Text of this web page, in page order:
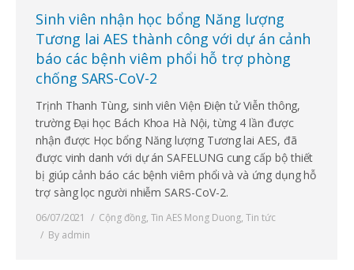
Sinh viên nhận học bổng Năng lượng
Tương lai AES thành công với dự án cảnh
báo các bệnh viêm phổi hỗ trợ phòng
chống SARS-CoV-2
Trịnh Thanh Tùng, sinh viên Viện Điện tử Viễn thông,
trường Đại học Bách Khoa Hà Nội, từng 4 lần được
nhận được Học bổng Năng lượng Tương lai AES, đã
được vinh danh với dự án SAFELUNG cung cấp bộ thiết
bị giúp cảnh báo các bệnh viêm phổi và và ứng dụng hỗ
trợ sàng lọc người nhiễm SARS-CoV-2.
06/07/2021 Cộng đồng, Tin AES Mong Duong,Tin tức
By admin